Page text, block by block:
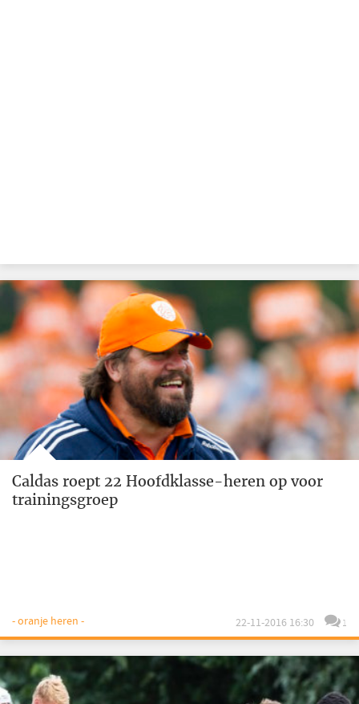
Caldas roept 22 Hoofdklasse-heren op voor
trainingsgroep
- oranje heren - 22-11-2016 16:30 1